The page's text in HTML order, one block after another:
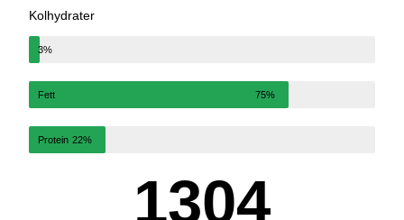
Kolhydrater
3%
Fett 75%
Protein 22%
1304